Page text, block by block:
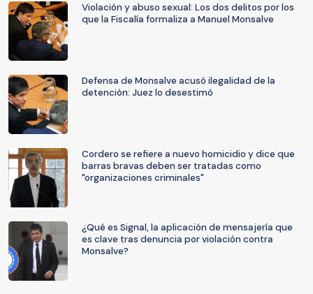
Violación y abuso sexual: Los dos delitos por los
que la Fiscalía formaliza a Manuel Monsalve
Defensa de Monsalve acusó ilegalidad de la
detención: Juez lo desestimó
Cordero se refiere a nuevo homicidio y dice que
barras bravas deben ser tratadas como
"organizaciones criminales"
¿Qué es Signal, la aplicación de mensajería que
es clave tras denuncia por violación contra
Monsalve?